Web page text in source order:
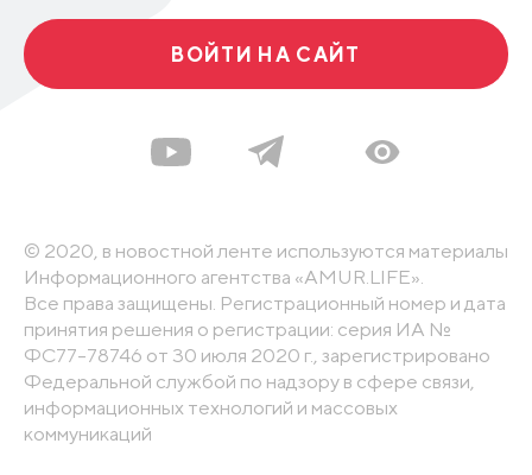
ВОЙТИ НА САЙТ
© 2020, в новостной ленте используются материалы
Информационного агентства «AMUR.LIFE».
Все права защищены. Регистрационный номер и дата
принятия решения о регистрации: серия ИА №
ФС77-78746 от 30 июля 2020 г., зарегистрировано
Федеральной службой по надзору в сфере связи,
информационных технологий и массовых
коммуникаций